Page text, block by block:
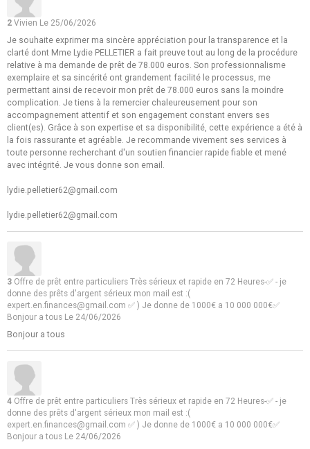
2 Vivien Le 25/06/2026
Je souhaite exprimer ma sincère appréciation pour la transparence et la
clarté dont Mme Lydie PELLETIER a fait preuve tout au long de la procédure
relative à ma demande de prêt de 78.000 euros. Son professionnalisme
exemplaire et sa sincérité ont grandement facilité le processus, me
permettant ainsi de recevoir mon prêt de 78.000 euros sans la moindre
complication. Je tiens à la remercier chaleureusement pour son
accompagnement attentif et son engagement constant envers ses
client(es). Grâce à son expertise et sa disponibilité, cette expérience a été à
la fois rassurante et agréable. Je recommande vivement ses services à
toute personne recherchant d'un soutien financier rapide fiable et mené
avec intégrité. Je vous donne son email.
lydie.pelletier62@gmail.com
lydie.pelletier62@gmail.com
3 Offre de prêt entre particuliers Très sérieux et rapide en 72 Heures-✅ - je
donne des prêts d'argent sérieux mon mail est :(
expert.en.finances@gmail.com ✅ ) Je donne de 1000€ a 10 000 000€✅
Bonjour a tous Le 24/06/2026
Bonjour a tous
4 Offre de prêt entre particuliers Très sérieux et rapide en 72 Heures-✅ - je
donne des prêts d'argent sérieux mon mail est :(
expert.en.finances@gmail.com ✅ ) Je donne de 1000€ a 10 000 000€✅
Bonjour a tous Le 24/06/2026